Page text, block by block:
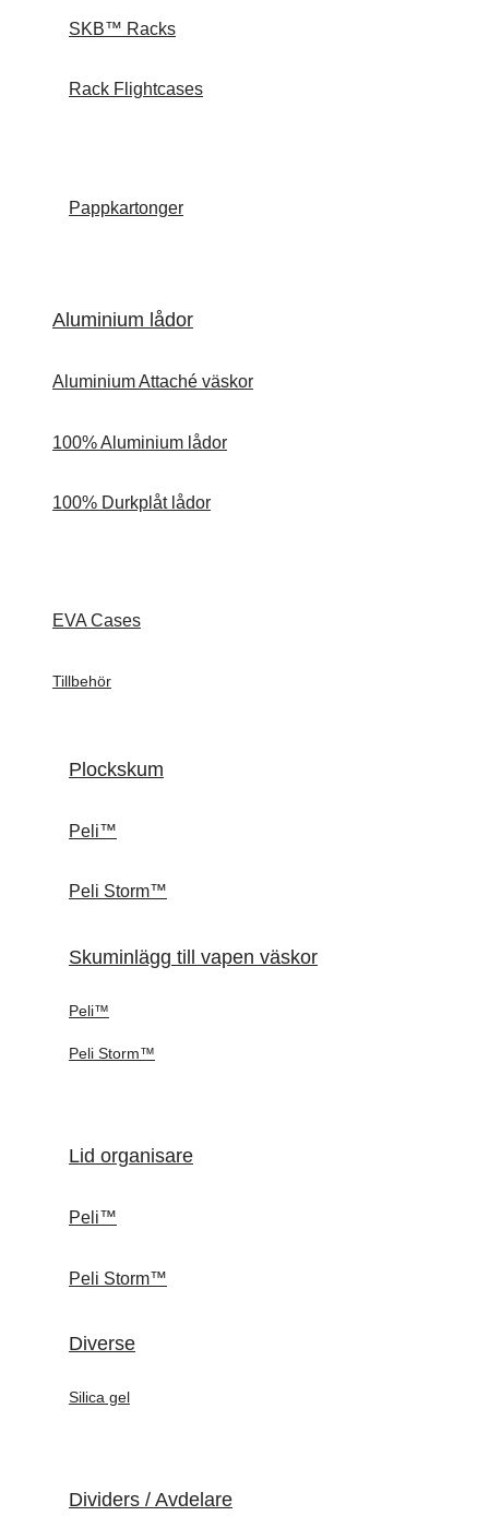
SKB™ Racks
Rack Flightcases
Pappkartonger
Aluminium lådor
Aluminium Attaché väskor
100% Aluminium lådor
100% Durkplåt lådor
EVA Cases
Tillbehör
Plockskum
Peli™
Peli Storm™
Skuminlägg till vapen väskor
Peli™
Peli Storm™
Lid organisare
Peli™
Peli Storm™
Diverse
Silica gel
Dividers / Avdelare